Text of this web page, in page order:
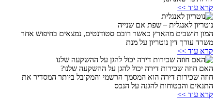
קרא עוד >>
נוטריון לאנגלית – שפת אם שנייה
המון תושבים מהארץ כאשר רובם סטודנטים, נמצאים בחיפוש אחר
משרד עורך דין נוטריון על מנת
קרא עוד >>
האם חוזה שכירות דירה יכול להגן על ההשקעה שלנו?
חוזה שכירות דירה הוא המסמך הרשמי והמקובל ביותר המסדיר את
התנאים והבטוחות להגנה על הנכס
קרא עוד >>